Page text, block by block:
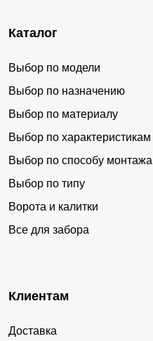
Каталог
Выбор по модели
Выбор по назначению
Выбор по материалу
Выбор по характеристикам
Выбор по способу монтажа
Выбор по типу
Ворота и калитки
Все для забора
Клиентам
Доставка